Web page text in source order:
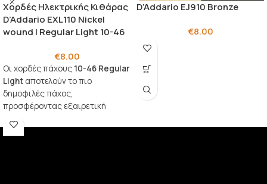
Χορδές Ηλεκτρικής Κιθάρας
D’Addario EXL110 Nickel
wound | Regular Light 10-46
€8.00
Οι χορδές πάχους 10-46 Regular
Light αποτελούν το πιο
δημοφιλές πάχος,
προσφέροντας εξαιρετική
ισορροπία ανάμεσα στον ήχο και
την ευκολία στο παίξιμο.
D’Addario EJ910 Bronze
€8.00